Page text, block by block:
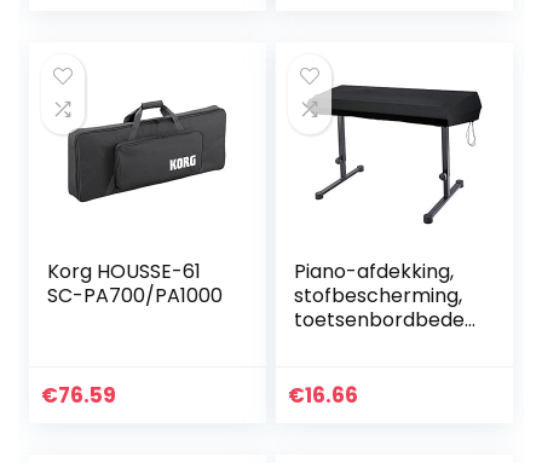
Korg HOUSSE-61
SC-PA700/PA1000
€76.59
Piano-afdekking,
stofbescherming,
toetsenbordbedek
pianotoetsenbord
€16.66